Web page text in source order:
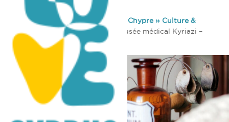
You are here: Home» Découvrez Chypre» Culture &
Religion
Musées & Galeries
Musée médical Kyriazi –
Larnaka (Larnaca)